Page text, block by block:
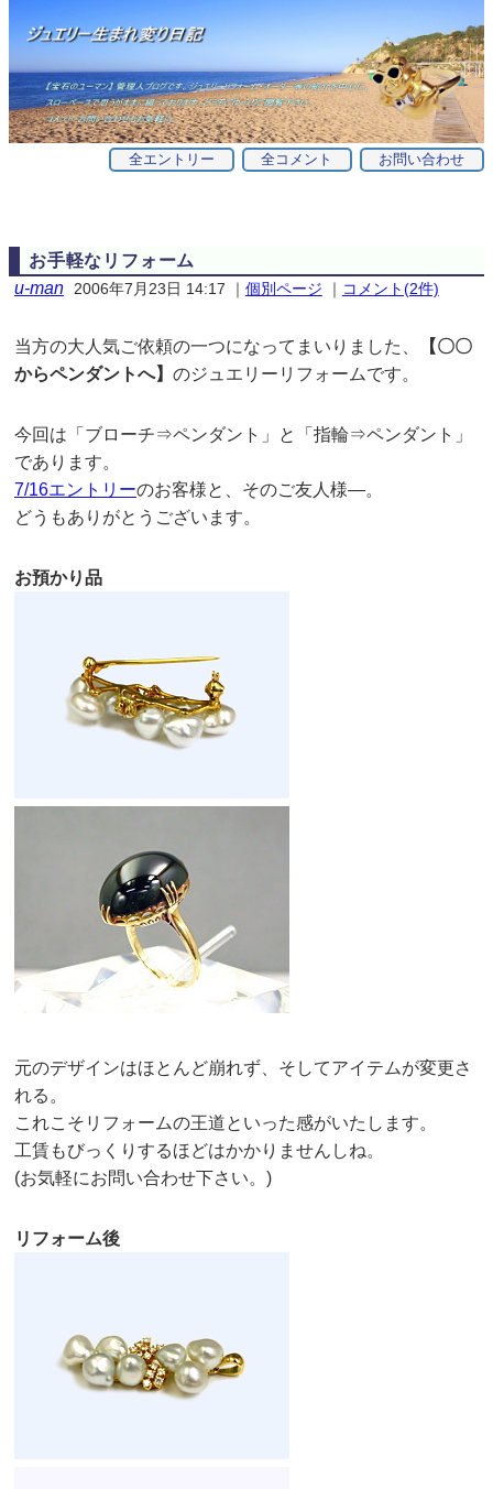
お問い合わせ
全コメント
全エントリー
お手軽なリフォーム
u-man 2006年7月23日 14:17 ｜ 個別ページ ｜ コメント(2件)
当方の大人気ご依頼の一つになってまいりました、
【〇〇
からペンダントへ】 のジュエリーリフォームです。
今回は「ブローチ⇒ペンダント」と「指輪⇒ペンダント」
であります。
7/16エントリーのお客様と、そのご友人様—。
どうもありがとうございます。
お預かり品
元のデザインはほとんど崩れず、そしてアイテムが変更さ
れる。
これこそリフォームの王道といった感がいたします。
工賃もびっくりするほどはかかりませんしね。
(お気軽にお問い合わせ下さい。)
リフォーム後